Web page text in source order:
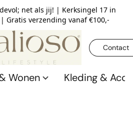
net als jij! | Kerksingel 17 in
Gratis verzending vanaf €100,-
Contact
Wonen Kleding &